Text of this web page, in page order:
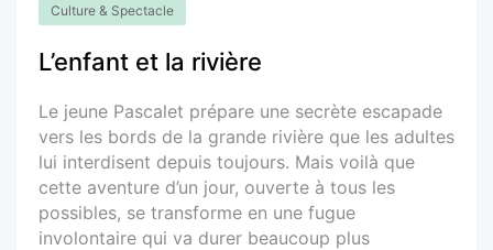
Culture & Spectacle
L’enfant et la rivière
Le jeune Pascalet prépare une secrète escapade
vers les bords de la grande rivière que les adultes
lui interdisent depuis toujours. Mais voilà que
cette aventure d’un jour, ouverte à tous les
possibles, se transforme en une fugue
involontaire qui va durer beaucoup plus